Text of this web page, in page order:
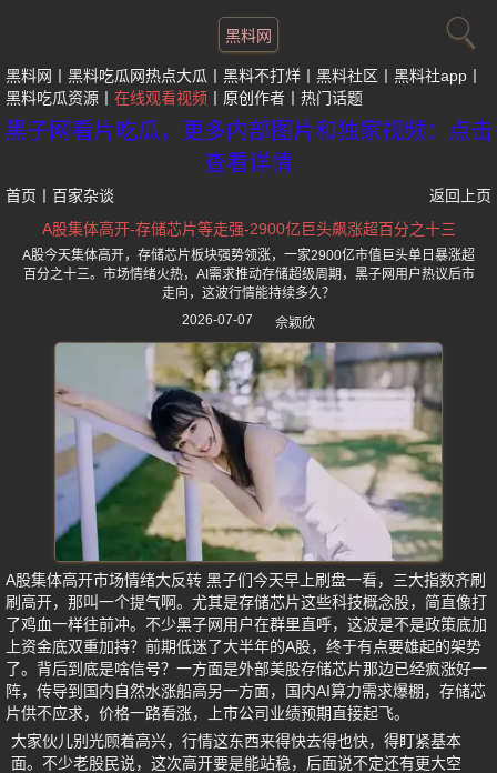
黑料网
黑料网 黑料吃瓜网热点大瓜 黑料不打烊 黑料社区
黑料社app
黑料吃瓜资源
在线观看视频 原创作者 热门话题
黑子网看片吃瓜，更多内部图片和独家视频：点击
查看详情
首页 百家杂谈
返回上页
A股集体高开-存储芯片等走强-2900亿巨头飙涨超百分之十三
A股今天集体高开，存储芯片板块强势领涨，一家2900亿市值巨头单日暴涨超
百分之十三。市场情绪火热，AI需求推动存储超级周期，黑子网用户热议后市
走向，这波行情能持续多久？
2026-07-07
佘颖欣
A股集体高开市场情绪大反转 黑子们今天早上刷盘一看，三大指数齐刷
刷高开，那叫一个提气啊。尤其是存储芯片这些科技概念股，简直像打
了鸡血一样往前冲。不少黑子网用户在群里直呼，这波是不是政策底加
上资金底双重加持？前期低迷了大半年的A股，终于有点要雄起的架势
了。背后到底是啥信号？一方面是外部美股存储芯片那边已经疯涨好一
阵，传导到国内自然水涨船高另一方面，国内AI算力需求爆棚，存储芯
片供不应求，价格一路看涨，上市公司业绩预期直接起飞。
大家伙儿别光顾着高兴，行情这东西来得快去得也快，得盯紧基本
面。不少老股民说，这次高开要是能站稳，后面说不定还有更大空